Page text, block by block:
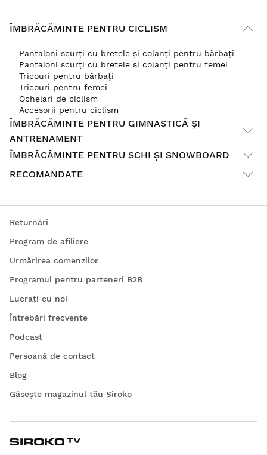
ÎMBRĂCĂMINTE PENTRU CICLISM
Pantaloni scurți cu bretele și colanți pentru bărbați
Pantaloni scurți cu bretele și colanți pentru femei
Tricouri pentru bărbați
Tricouri pentru femei
Ochelari de ciclism
Accesorii pentru ciclism
ÎMBRĂCĂMINTE PENTRU GIMNASTICĂ ȘI
ANTRENAMENT
ÎMBRĂCĂMINTE PENTRU SCHI ȘI SNOWBOARD
RECOMANDATE
Returnări
Program de afiliere
Urmărirea comenzilor
Programul pentru parteneri B2B
Lucrați cu noi
Întrebări frecvente
Podcast
Persoană de contact
Blog
Găsește magazinul tău Siroko